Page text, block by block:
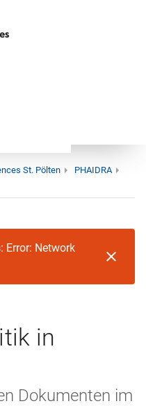
St. Pölten
PHAIDRA
Error: Network
in
Dokumenten im